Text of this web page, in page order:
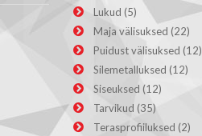
Lukud (5)
Maja välisuksed (22)
Puidust välisuksed (12)
Silemetalluksed (12)
Siseuksed (12)
Tarvikud (35)
Terasprofiiluksed (2)